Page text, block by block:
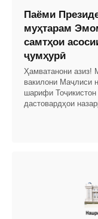
Паёми
муҳтарам
самтҳои
ҷумҳурӣ
Ҳамватанони азиз!
вакилони Маҷлиси
шарифи Тоҷикистон
дастовардҳои